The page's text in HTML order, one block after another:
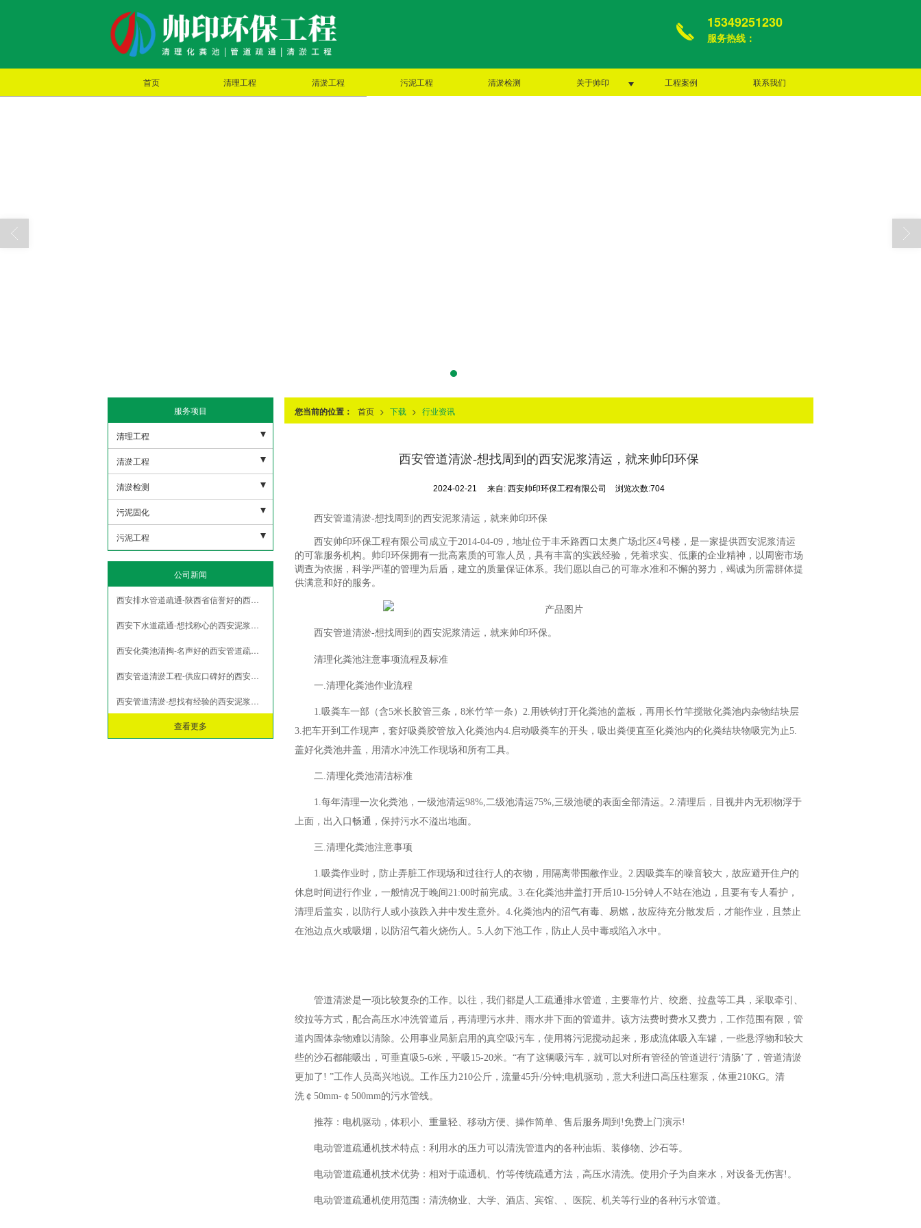
15349251230
服务热线：
首页 清理工程 清淤工程 污泥工程 清淤检测 关于帅印 工程案例 联系我们
您当前的位置： 首页 > 下载 > 行业资讯
西安管道清淤-想找周到的西安泥浆清运，就来帅印环保
2024-02-21 来自: 西安帅印环保工程有限公司 浏览次数:704
西安管道清淤-想找周到的西安泥浆清运，就来帅印环保
西安帅印环保工程有限公司成立于2014-04-09，地址位于丰禾路西口太奥广场北区4号楼，是一家提供西安泥浆清运
的可靠服务机构。帅印环保拥有一批高素质的可靠人员，具有丰富的实践经验，凭着求实、低廉的企业精神，以周密市场
调查为依据，科学严谨的管理为后盾，建立的质量保证体系。我们愿以自己的可靠水准和不懈的努力，竭诚为所需群体提
供满意和好的服务。
西安管道清淤-想找周到的西安泥浆清运，就来帅印环保。
清理化粪池注意事项流程及标准
一.清理化粪池作业流程
1.吸粪车一部（含5米长胶管三条，8米竹竿一条）2.用铁钩打开化粪池的盖板，再用长竹竿搅散化粪池内杂物结块层
3.把车开到工作现声，套好吸粪胶管放入化粪池内4.启动吸粪车的开头，吸出粪便直至化粪池内的化粪结块物吸完为止5.
盖好化粪池井盖，用清水冲洗工作现场和所有工具。
二.清理化粪池清洁标准
1.每年清理一次化粪池，一级池清运98%,二级池清运75%,三级池硬的表面全部清运。2.清理后，目视井内无积物浮于
上面，出入口畅通，保持污水不溢出地面。
三.清理化粪池注意事项
1.吸粪作业时，防止弄脏工作现场和过往行人的衣物，用隔离带围敝作业。2.因吸粪车的噪音较大，故应避开住户的
休息时间进行作业，一般情况于晚间21:00时前完成。3.在化粪池井盖打开后10-15分钟人不站在池边，且要有专人看护，
清理后盖实，以防行人或小孩跌入井中发生意外。4.化粪池内的沼气有毒、易燃，故应待充分散发后，才能作业，且禁止
在池边点火或吸烟，以防沼气着火烧伤人。5.人勿下池工作，防止人员中毒或陷入水中。
管道清淤是一项比较复杂的工作。以往，我们都是人工疏通排水管道，主要靠竹片、绞磨、拉盘等工具，采取牵引、
绞拉等方式，配合高压水冲洗管道后，再清理污水井、雨水井下面的管道井。该方法费时费水又费力，工作范围有限，管
道内固体杂物难以清除。公用事业局新启用的真空吸污车，使用将污泥搅动起来，形成流体吸入车罐，一些悬浮物和较大
些的沙石都能吸出，可垂直吸5-6米，平吸15-20米。“有了这辆吸污车，就可以对所有管径的管道进行‘清肠’了，管道清淤
更加了! ”工作人员高兴地说。工作压力210公斤，流量45升/分钟;电机驱动，意大利进口高压柱塞泵，体重210KG。清
洗￠50mm-￠500mm的污水管线。
推荐：电机驱动，体积小、重量轻、移动方便、操作简单、售后服务周到!免费上门演示!
电动管道疏通机技术特点：利用水的压力可以清洗管道内的各种油垢、装修物、沙石等。
电动管道疏通机技术优势：相对于疏通机、竹等传统疏通方法，高压水清洗。使用介子为自来水，对设备无伤害!。
电动管道疏通机使用范围：清洗物业、大学、酒店、宾馆、、医院、机关等行业的各种污水管道。
服务项目
清理工程
污水池清理
下水管道清理
沉淀池清理
隔油地清理
泥浆池清理
清淤工程
河道清淤
雨水清淤
人工湖清淤
市政管道疏通清淤
污水管道疏通清淤
清淤检测
市政潜水打捞
市政管网机器人检测
污泥固化
非开挖修复紫外线光固化
盾构泥浆固化压榨
污水池压榨固化
污水池污泥固化
污泥工程
污泥外运
污泥固华压榨
公司新闻
西安排水管道疏通-陕西省信誉好的西安泥浆清运公司推荐
西安下水道疏通-想找称心的西安泥浆清运，就来帅印环保
西安化粪池清掏-名声好的西安管道疏通西安市哪里有
西安管道清淤工程-供应口碑好的西安管道疏通
西安管道清淤-想找有经验的西安泥浆清运，就来帅印环保
查看更多